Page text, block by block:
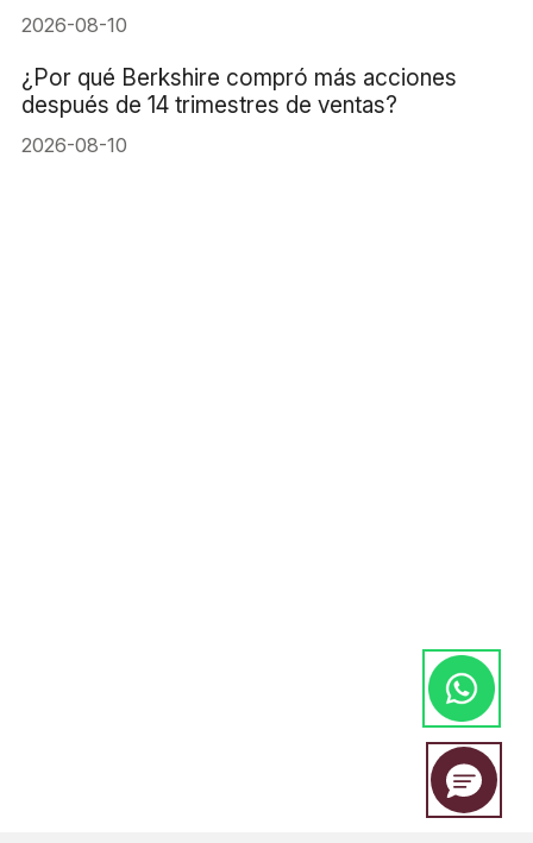
2026-08-10
¿Por qué Berkshire compró más acciones
después de 14 trimestres de ventas?
2026-08-10